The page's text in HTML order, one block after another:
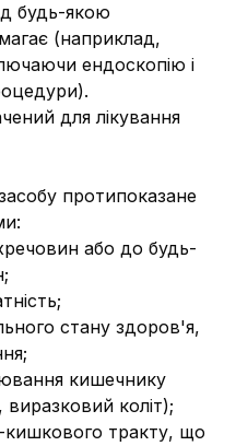
будь-якою
(наприклад,
ендоскопію і
для лікування
протипоказане
або до будь-
стану здоров'я,
кишечнику
коліт);
кишкового тракту, що